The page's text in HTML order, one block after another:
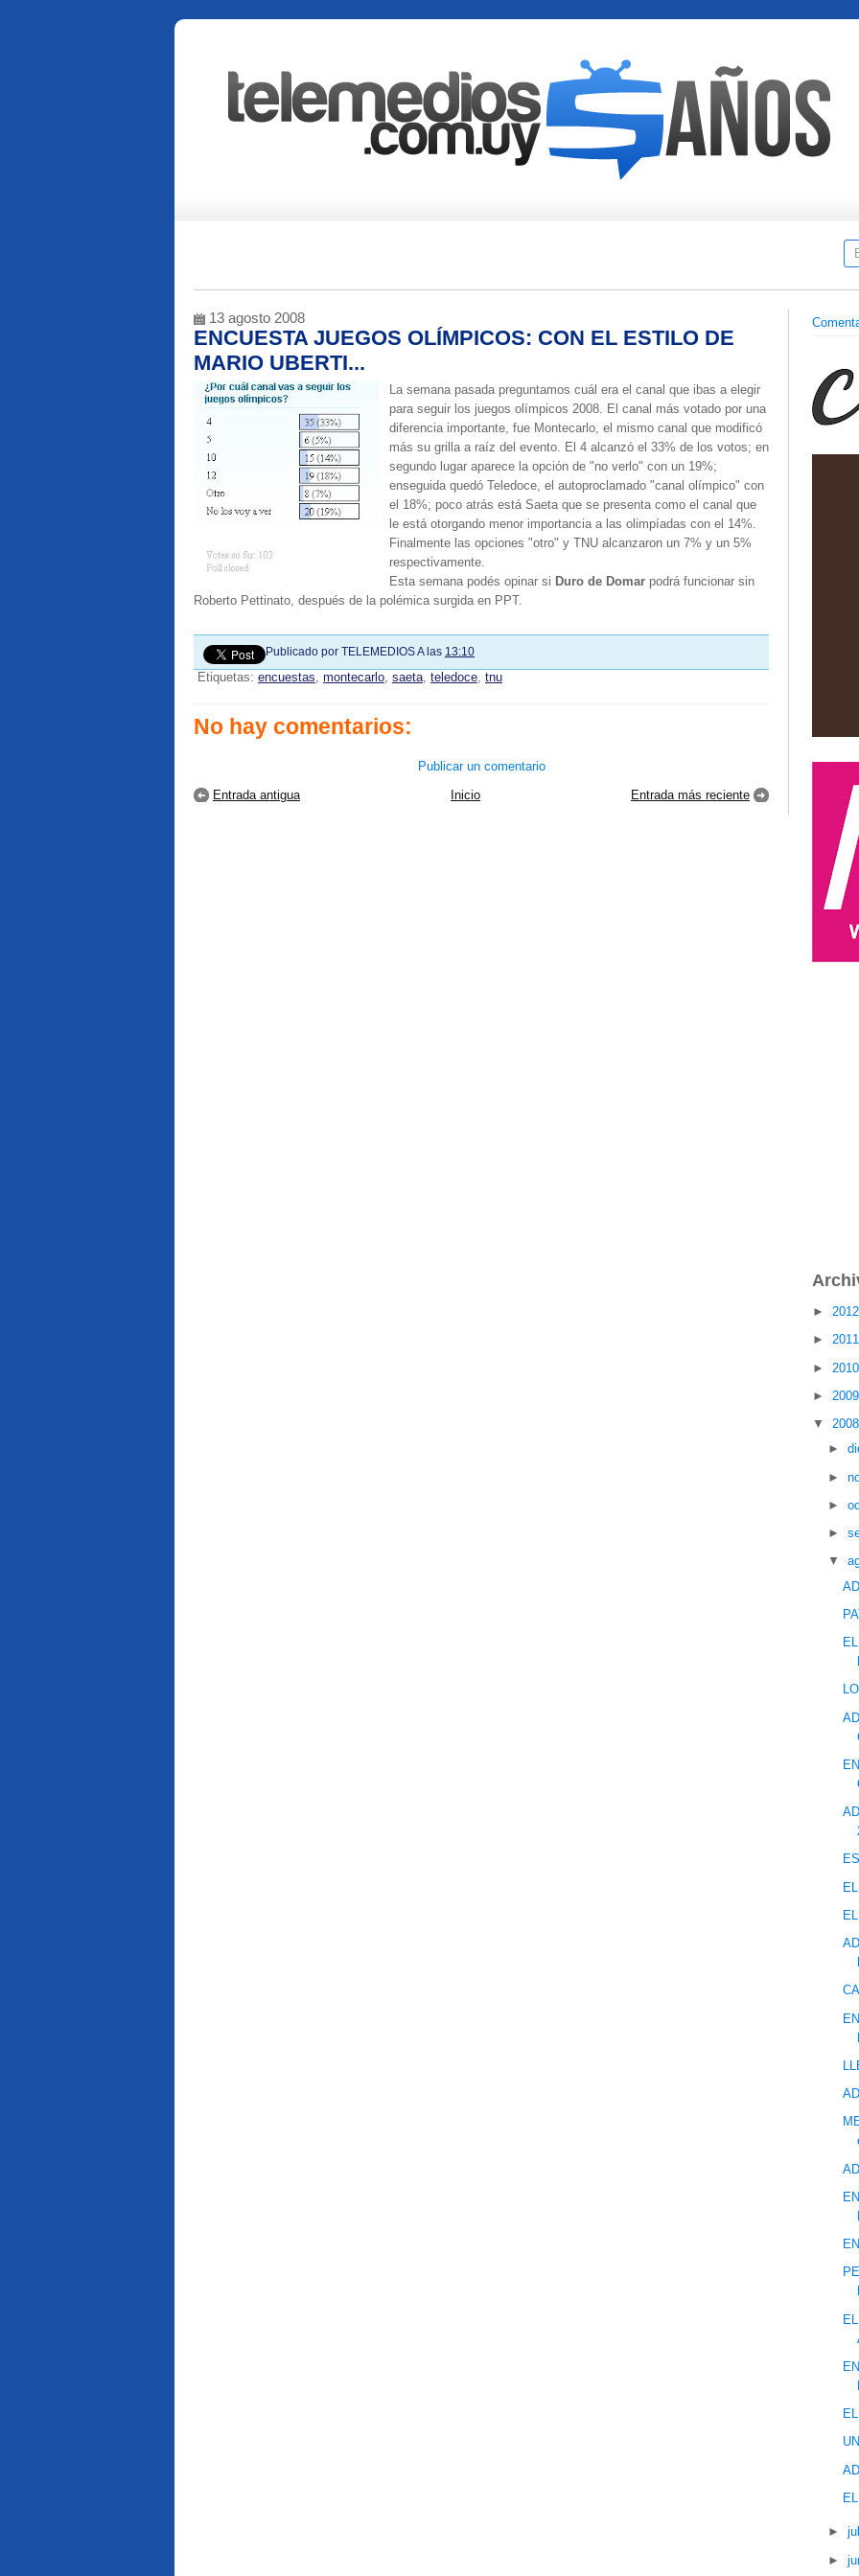
13 agosto 2008
ENCUESTA JUEGOS OLÍMPICOS: CON EL ESTILO DE
MARIO UBERTI...
La semana pasada preguntamos cuál era el canal que ibas a elegir
para seguir los juegos olímpicos 2008. El canal más votado por una
diferencia importante, fue Montecarlo, el mismo canal que modificó
más su grilla a raíz del evento. El 4 alcanzó el 33% de los votos; en
segundo lugar aparece la opción de "no verlo" con un 19%;
enseguida quedó Teledoce, el autoproclamado "canal olímpico" con
el 18%; poco atrás está Saeta que se presenta como el canal que
le está otorgando menor importancia a las olimpíadas con el 14%.
Finalmente las opciones "otro" y TNU alcanzaron un 7% y un 5%
respectivamente.
Esta semana podés opinar si Duro de Domar podrá funcionar sin
Roberto Pettinato, después de la polémica surgida en PPT.
Publicado por TELEMEDIOSA las 13:10
Etiquetas: encuestas, montecarlo, saeta, teledoce, tnu
No hay comentarios:
Publicar un comentario
Entrada más reciente
Entrada antigua Inicio
►
►
►
►
▼
►
►
►
►
▼
►
►